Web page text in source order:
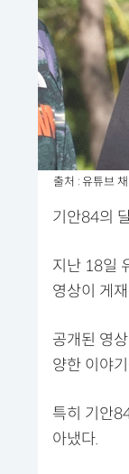
출처 : 유튜브 채
기안84의
지난 18일
영상이 게
공개된 영
양한 이야
특히 기안
아냈다.